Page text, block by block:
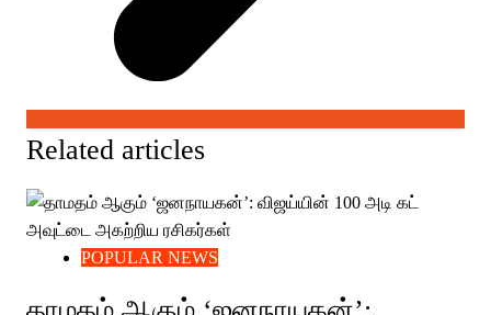
Related articles
POPULAR NEWS